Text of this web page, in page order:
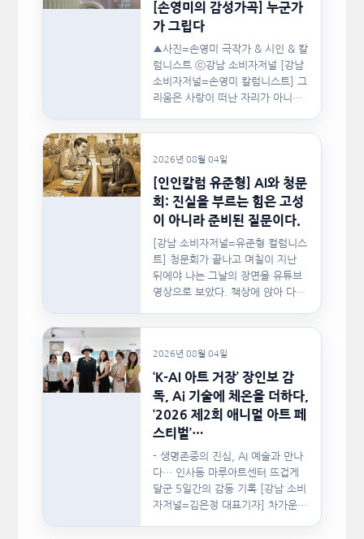
[손영미의 감성가곡] 누군가
가 그립다
▲사진=손영미 극작가 & 시인 & 칼
럼니스트 ⓒ강남 소비자저널 [강남
소비자저널=손영미 칼럼니스트] 그
리움은 사랑이 떠난 자리가 아니라,
2026년 08월 04일
[인인칼럼 유준형] AI와 청문
회: 진실을 부르는 힘은 고성
이 아니라 준비된 질문이다.
[강남 소비자저널=유준형 컬럼니스
트] 청문회가 끝나고 며칠이 지난
뒤에야 나는 그날의 장면을 유튜브
영상으로 보았다. 책상에 앉아 다른
2026년 08월 04일
‘K-AI 아트 거장’ 장인보 감
독, Ai 기술에 체온을 더하다,
‘2026 제2회 애니멀 아트 페
스티벌’…
- 생명존중의 진심, AI 예술과 만나
다… 인사동 마루아트센터 뜨겁게
달군 5일간의 감동 기록 [강남 소비
자저널=김은정 대표기자] 차가운